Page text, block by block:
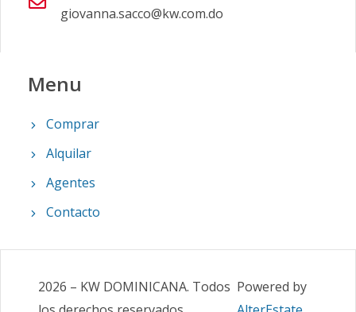
giovanna.sacco@kw.com.do
Menu
Comprar
Alquilar
Agentes
Contacto
2026 – KW DOMINICANA. Todos Powered by